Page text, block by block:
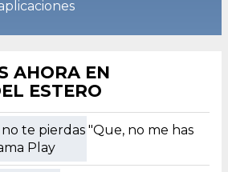
AHORA EN
ESTERO
te pierdas "Que, no me has
Play